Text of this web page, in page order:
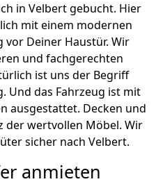
in Velbert gebucht. Hier
mit einem modernen
vor Deiner Haustür. Wir
und fachgerechten
ist uns der Begriff
Und das Fahrzeug ist mit
ausgestattet. Decken und
der wertvollen Möbel. Wir
sicher nach Velbert.
anmieten